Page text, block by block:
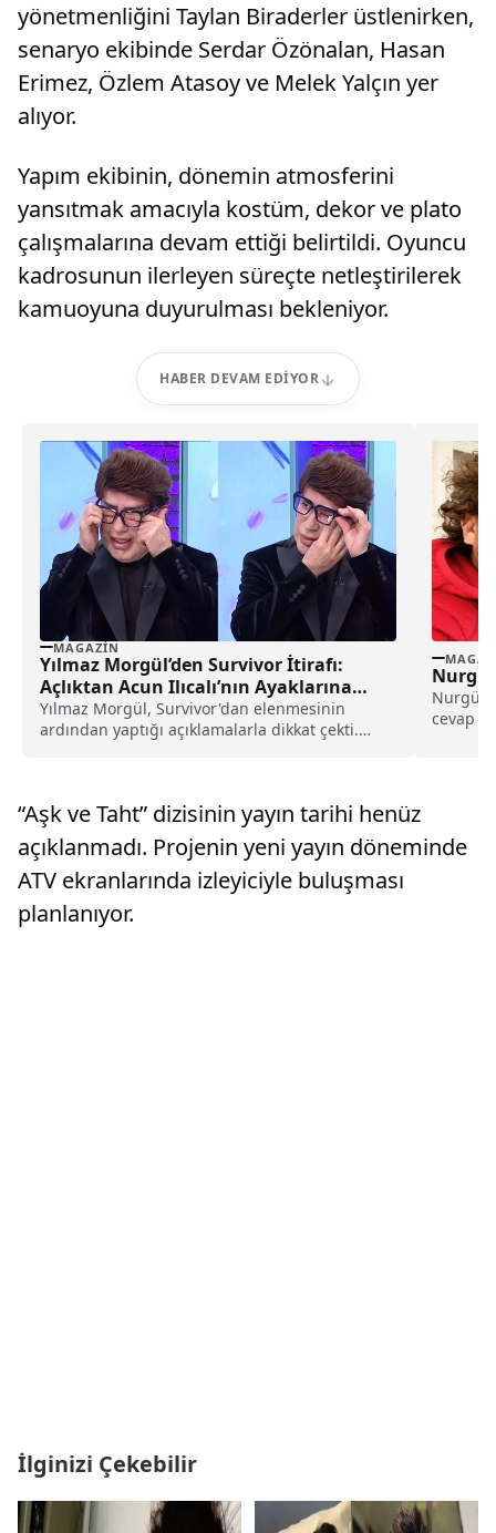
yönetmenliğini Taylan Biraderler üstlenirken,
senaryo ekibinde Serdar Özönalan, Hasan
Erimez, Özlem Atasoy ve Melek Yalçın yer
alıyor.
Yapım ekibinin, dönemin atmosferini
yansıtmak amacıyla kostüm, dekor ve plato
çalışmalarına devam ettiği belirtildi. Oyuncu
kadrosunun ilerleyen süreçte netleştirilerek
kamuoyuna duyurulması bekleniyor.
HABER DEVAM EDIYOR
MAGAZIN
Yılmaz Morgül’den Survivor İtirafı:
Açlıktan Acun Ilıcalı’nın Ayaklarına
Kapandım!
Yılmaz Morgül, Survivor'dan elenmesinin
ardından yaptığı açıklamalarla dikkat çekti.
istediğini söyledi.
Nurgül
Nurgül
cevap
“Aşk ve Taht” dizisinin yayın tarihi henüz
açıklanmadı. Projenin yeni yayın döneminde
ATV ekranlarında izleyiciyle buluşması
planlanıyor.
İlginizi Çekebilir